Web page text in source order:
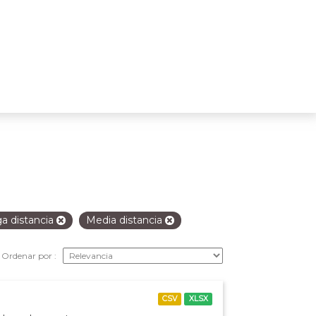
distancia Media distancia
Ordenar por
CSV XLSX